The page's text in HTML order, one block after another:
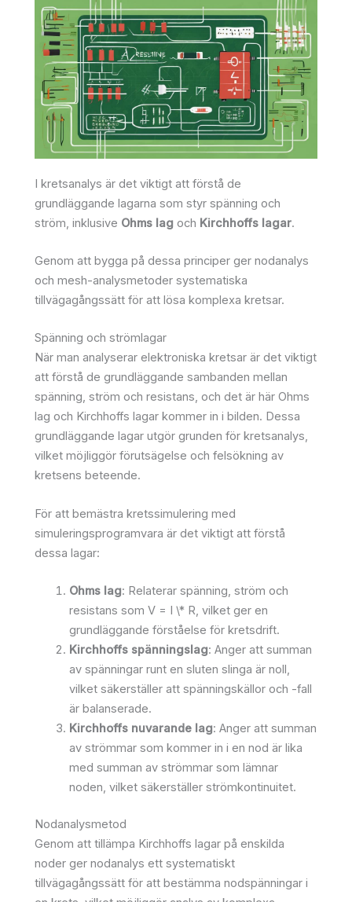
I kretsanalys är det viktigt att förstå de
grundläggande lagarna som styr spänning och
ström, inklusive Ohms lag och Kirchhoffs lagar.
Genom att bygga på dessa principer ger nodanalys
och mesh-analysmetoder systematiska
tillvägagångssätt för att lösa komplexa kretsar.
Spänning och strömlagar
När man analyserar elektroniska kretsar är det viktigt
att förstå de grundläggande sambanden mellan
spänning, ström och resistans, och det är här Ohms
lag och Kirchhoffs lagar kommer in i bilden. Dessa
grundläggande lagar utgör grunden för kretsanalys,
vilket möjliggör förutsägelse och felsökning av
kretsens beteende.
För att bemästra kretssimulering med
simuleringsprogramvara är det viktigt att förstå
dessa lagar:
Ohms lag: Relaterar spänning, ström och
resistans som V = I \* R, vilket ger en
grundläggande förståelse för kretsdrift.
Kirchhoffs spänningslag: Anger att summan
av spänningar runt en sluten slinga är noll,
vilket säkerställer att spänningskällor och -fall
är balanserade.
Kirchhoffs nuvarande lag: Anger att summan
av strömmar som kommer in i en nod är lika
med summan av strömmar som lämnar
noden, vilket säkerställer strömkontinuitet.
Nodanalysmetod
Genom att tillämpa Kirchhoffs lagar på enskilda
noder ger nodanalys ett systematiskt
tillvägagångssätt för att bestämma nodspänningar i